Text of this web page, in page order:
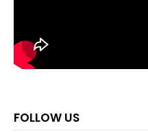
FOLLOW US